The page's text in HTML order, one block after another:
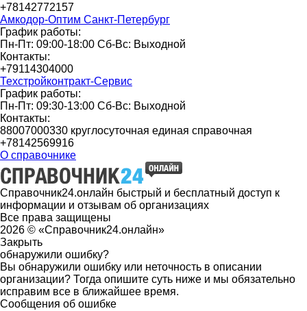
+78142772157
Амкодор-Оптим Санкт-Петербург
График работы:
Пн-Пт: 09:00-18:00 Сб-Вс: Выходной
Контакты:
+79114304000
Техстройконтракт-Сервис
График работы:
Пн-Пт: 09:30-13:00 Сб-Вс: Выходной
Контакты:
88007000330 круглосуточная единая справочная
+78142569916
О справочнике
Справочник24.онлайн быстрый и бесплатный доступ к
информации и отзывам об организациях
Все права защищены
2026 © «Справочник24.онлайн»
Закрыть
обнаружили ошибку?
Вы обнаружили ошибку или неточность в описании
организации? Тогда опишите суть ниже и мы обязательно
исправим все в ближайшее время.
Сообщения об ошибке